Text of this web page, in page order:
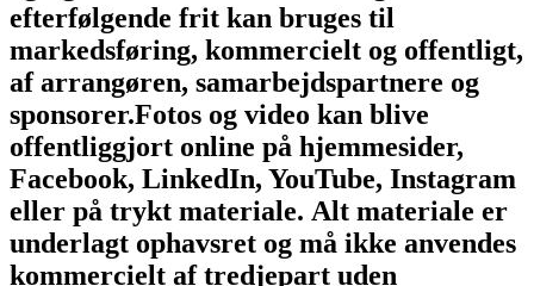
efterfølgende frit kan bruges til
markedsføring, kommercielt og offentligt,
af arrangøren, samarbejdspartnere og
sponsorer.Fotos og video kan blive
offentliggjort online på hjemmesider,
Facebook, LinkedIn, YouTube, Instagram
eller på trykt materiale. Alt materiale er
underlagt ophavsret og må ikke anvendes
kommercielt af tredjepart uden